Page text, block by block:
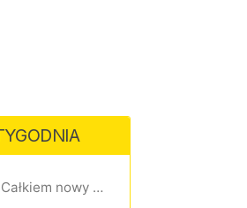
Spider-Man. Całkiem nowy dzień